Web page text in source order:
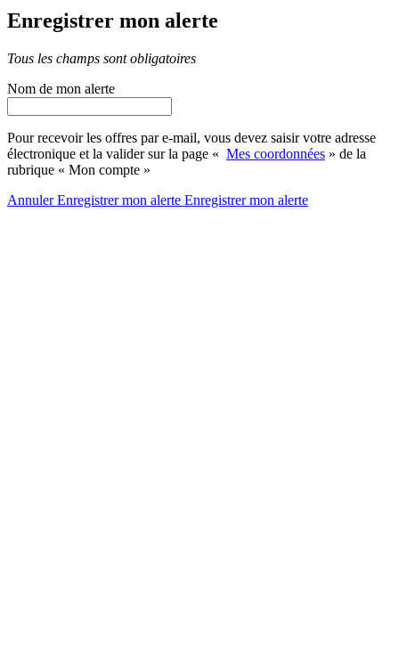
Enregistrer mon alerte
Tous les champs sont obligatoires
Nom de mon alerte
Pour recevoir les offres par e-mail, vous devez saisir votre adresse
électronique et la valider sur la page « Mes coordonnées » de la
rubrique « Mon compte »
AnnulerEnregistrer mon alerte Enregistrermon alerte